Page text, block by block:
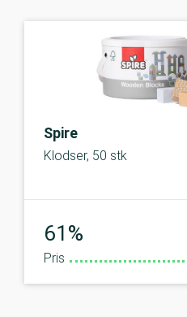
Spire
Klodser, 50 stk
61%
Pris